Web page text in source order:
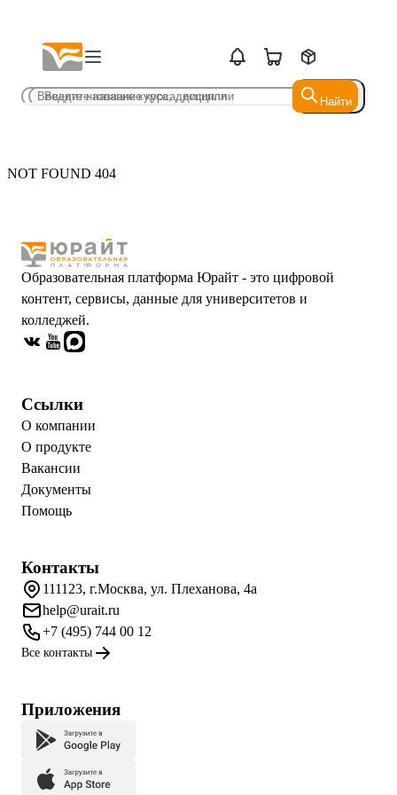
Найти
Найти
NOT FOUND 404
Образовательная платформа Юрайт - это цифровой
контент, сервисы, данные для университетов и
колледжей.
Ссылки
О компании
О продукте
Вакансии
Документы
Помощь
Контакты
111123, г.Москва, ул. Плеханова, 4а
help@urait.ru
+7 (495) 744 00 12
Все контакты
Приложения